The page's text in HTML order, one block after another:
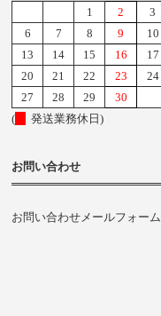
1
2 3
6
7 8 9 10
13
14 15 16 17
20
21 22 23 24
27
28 29
30
(
発送業務休日)
お問い合わせ
お問い合わせメールフォーム